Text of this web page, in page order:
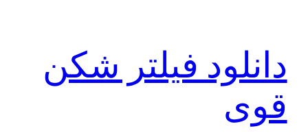
دانلود فیلتر شکن
قوی